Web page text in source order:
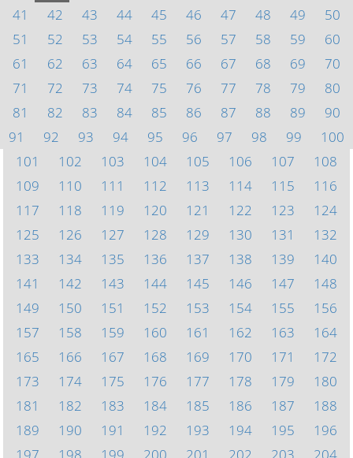
41
42 43 44 45 46 47 48 49
50
51
52 53 54 55 56 57 58 59
60
61
62 63 64 65 66 67 68 69
70
71
72 73 74 75 76 77 78 79
80
81
82 83 84 85 86 87 88 89
90
91
92 93 94 95 96 97 98 99
100
101
102 103 104 105 106 107
108
109
110 111 112 113 114 115
116
117
118 119 120 121 122 123
124
125
126 127 128 129 130 131
132
133
134 135 136 137 138 139
140
141
142 143 144 145 146 147
148
149
150 151 152 153 154 155
156
157
158 159 160 161 162 163
164
165
166 167 168 169 170 171
172
173
174 175 176 177 178 179
180
181
182 183 184 185 186 187
188
189
190 191 192 193 194 195
196